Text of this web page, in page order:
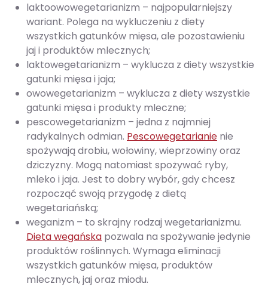
laktoowowegetarianizm – najpopularniejszy
wariant. Polega na wykluczeniu z diety
wszystkich gatunków mięsa, ale pozostawieniu
jaj i produktów mlecznych;
laktowegetarianizm – wyklucza z diety wszystkie
gatunki mięsa i jaja;
owowegetarianizm – wyklucza z diety wszystkie
gatunki mięsa i produkty mleczne;
pescowegetarianizm – jedna z najmniej
radykalnych odmian. Pescowegetarianie nie
spożywają drobiu, wołowiny, wieprzowiny oraz
dziczyzny. Mogą natomiast spożywać ryby,
mleko i jaja. Jest to dobry wybór, gdy chcesz
rozpocząć swoją przygodę z dietą
wegetariańską;
weganizm – to skrajny rodzaj wegetarianizmu.
Dieta wegańska pozwala na spożywanie jedynie
produktów roślinnych. Wymaga eliminacji
wszystkich gatunków mięsa, produktów
mlecznych, jaj oraz miodu.